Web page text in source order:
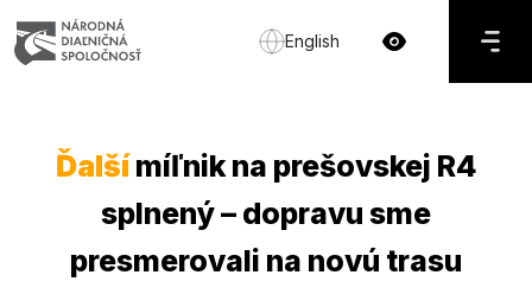
English
Ďalšímíľnik na prešovskej R4
splnený – dopravu sme
presmerovali na novú trasu